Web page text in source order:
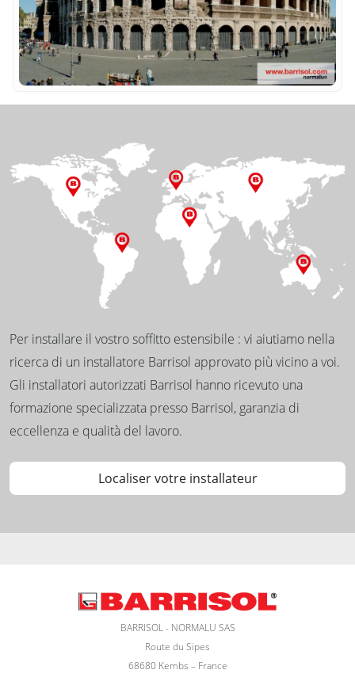
Per installare il vostro soffitto estensibile : vi aiutiamo nella
ricerca di un installatore Barrisol approvato più vicino a voi.
Gli installatori autorizzati Barrisol hanno ricevuto una
formazione specializzata presso Barrisol, garanzia di
eccellenza e qualità del lavoro.
Localiser votre installateur
BARRISOL - NORMALU SAS
Route du Sipes
68680 Kembs – France